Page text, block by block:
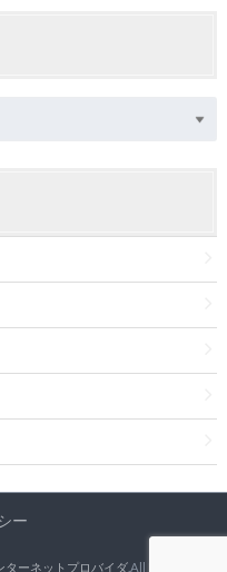
ー
ターネットプロバイダ.All Rights